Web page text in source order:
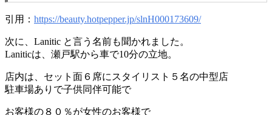
引用： https://beauty.hotpepper.jp/slnH000173609/
次に、Lanitic と言う名前も聞かれました。
Laniticは、瀬戸駅から車で10分の立地。
店内は、セット面６席にスタイリスト５名の中型店
駐車場ありで子供同伴可能で
お客様の８０％が女性のお客様で